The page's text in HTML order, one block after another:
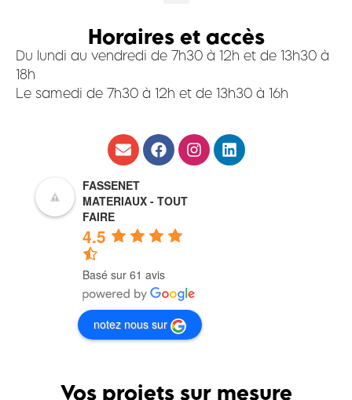
Horaires et accès
Du lundi au vendredi de 7h30 à 12h et de 13h30 à
18h
Le samedi de 7h30 à 12h et de 13h30 à 16h
FASSENET
MATERIAUX - TOUT
FAIRE
4.5
Basé sur 61 avis
notez nous sur
Vos projets sur mesure